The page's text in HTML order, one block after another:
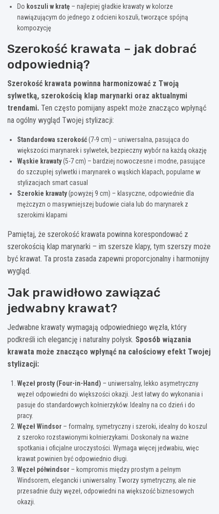
Do koszuli w kratę – najlepiej gładkie krawaty w kolorze
nawiązującym do jednego z odcieni koszuli, tworzące spójną
kompozycję
Szerokość krawata – jak dobrać
odpowiednią?
Szerokość krawata powinna harmonizować z Twoją
sylwetką, szerokością klap marynarki oraz aktualnymi
trendami. Ten często pomijany aspekt może znacząco wpłynąć
na ogólny wygląd Twojej stylizacji:
Standardowa szerokość(7-9 cm) – uniwersalna, pasująca do
większości marynarek i sylwetek, bezpieczny wybór na każdą okazję
Wąskie krawaty(5-7 cm) – bardziej nowoczesne i modne, pasujące
do szczupłej sylwetki i marynarek o wąskich klapach, popularne w
stylizacjach smart casual
Szerokie krawaty(powyżej 9 cm) – klasyczne, odpowiednie dla
mężczyzn o masywniejszej budowie ciała lub do marynarek z
szerokimi klapami
Pamiętaj, że szerokość krawata powinna korespondować z
szerokością klap marynarki – im szersze klapy, tym szerszy może
być krawat. Ta prosta zasada zapewni proporcjonalny i harmonijny
wygląd.
Jak prawidłowo zawiązać
jedwabny krawat?
Jedwabne krawaty wymagają odpowiedniego węzła, który
podkreśli ich elegancję i naturalny połysk. Sposób wiązania
krawata może znacząco wpłynąć na całościowy efekt Twojej
stylizacji:
Węzeł prosty (Four-in-Hand) – uniwersalny, lekko asymetryczny
węzeł odpowiedni do większości okazji. Jest łatwy do wykonania i
pasuje do standardowych kołnierzyków. Idealny na co dzień i do
pracy.
Węzeł Windsor – formalny, symetryczny i szeroki, idealny do koszul
z szeroko rozstawionymi kołnierzykami. Doskonały na ważne
spotkania i oficjalne uroczystości. Wymaga więcej jedwabiu, więc
krawat powinien być odpowiednio długi.
Węzeł półwindsor – kompromis między prostym a pełnym
Windsorem, elegancki i uniwersalny. Tworzy symetryczny, ale nie
przesadnie duży węzeł, odpowiedni na większość biznesowych
okazji.